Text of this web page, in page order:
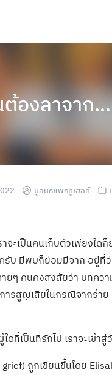
ต้องลาจาก
มูลนิธิแพธทูเฮลท์
าจะเป็นคนเก็บตัวเพียง
มีพบก็ย่อมมีจาก อยู่ที่ว่
ยๆ คนคงสงสัยว่า บทคว
รสูญเสียในกรณีจากร้า
ที่เป็นที่รักไป เราจะเข้า
ถูกเขียนขึ้นโดย